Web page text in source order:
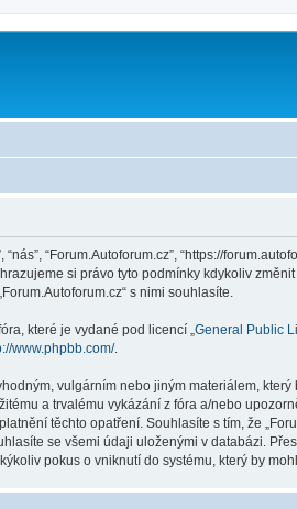
“nás”, “Forum.Autoforum.cz”, “https://
si právo tyto podmínky kdykoliv
s nimi souhlasíte.
které je vydané pod licencí „ General Public
www.phpbb.com/.
vulgárním nebo jiným materiálem,
a trvalému vykázání z fóra a/nebo
těchto opatření. Souhlasíte s tím, že
se všemi údaji uloženými v databázi.
pokus o vniknutí do systému, který by